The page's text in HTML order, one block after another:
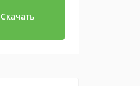
Скачать